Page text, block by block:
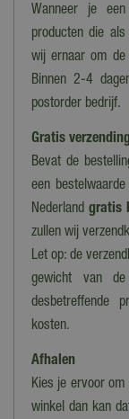
Wanneer je
producten die
wij ernaar om de
Binnen 2-4
postorder bedrijf.
Gratis verzending
Bevat de
een
Nederland gratis
zullen wij
Let op: de
gewicht van
desbetreffende
kosten.
Afhalen
Kies je ervoor om
winkel dan kan